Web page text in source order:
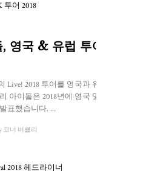
영국 & 유럽 투어 발
Live! 2018 투어를 영국과 유럽으
아이돌은 2018년에 영국 및 유럽
표했습니다. ...
코너 버클리